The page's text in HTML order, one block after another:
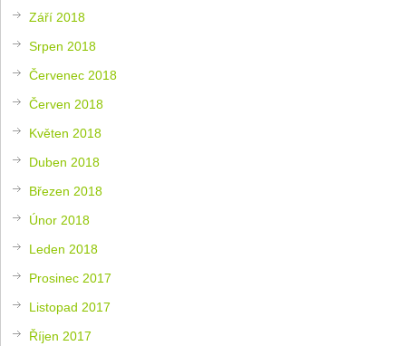
Září 2018
Srpen 2018
Červenec 2018
Červen 2018
Květen 2018
Duben 2018
Březen 2018
Únor 2018
Leden 2018
Prosinec 2017
Listopad 2017
Říjen 2017